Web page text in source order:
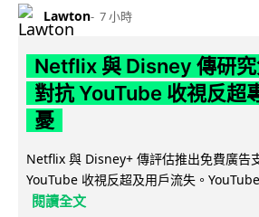
Lawton 7 小時
Netflix 與 Disney 傳研
對抗 YouTube 收視反超
憂
Netflix 與 Disney+ 傳評估推出免費廣告
YouTube 收視反超及用戶流失。
閱讀全文